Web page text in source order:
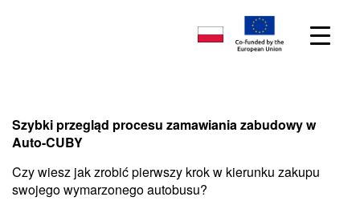
Szybki przegląd procesu zamawiania zabudowy w
Auto-CUBY
Czy wiesz jak zrobić pierwszy krok w kierunku zakupu
swojego wymarzonego autobusu?